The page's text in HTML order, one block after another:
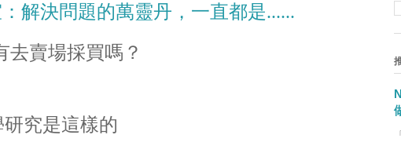
解決問題的萬靈丹，一直都是......
去賣場採買嗎？
究是這樣的